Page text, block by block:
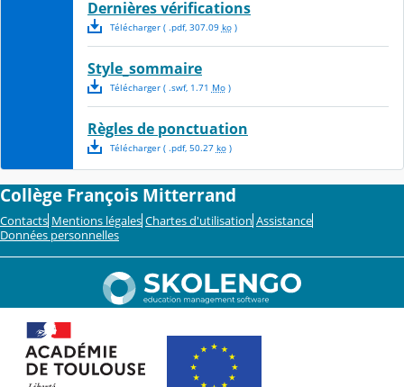
Dernières vérifications
Télécharger( .pdf, 307.09 ko)
Style_sommaire
Télécharger( .swf, 1.71 Mo)
Règles de ponctuation
Télécharger( .pdf, 50.27 ko)
Collège François Mitterrand
Contacts Mentions légales Chartes d'utilisation Assistance
Données personnelles